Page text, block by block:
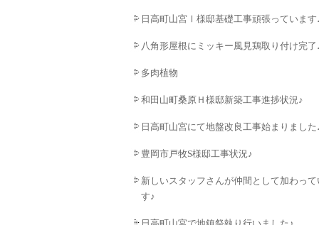
日高町山宮Ⅰ様邸基礎工事頑張っています
八角形屋根にミッキー風見鶏取り付け完了
多肉植物
和田山町桑原Ｈ様邸新築工事進捗状況♪
日高町山宮にて地盤改良工事始まりました
豊岡市戸牧S様邸工事状況♪
新しいスタッフさんが仲間として加わって
す♪